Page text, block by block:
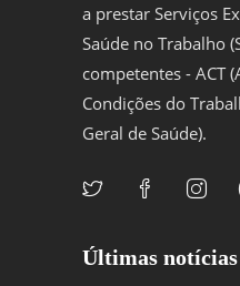
a prestar Serviços
Saúde no Trabalho
competentes - ACT
Condições do
Geral de Saúde).
Últimas notícias